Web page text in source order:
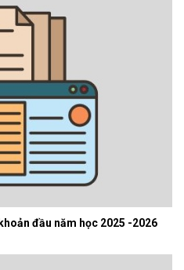
đầu năm học 2025 -2026